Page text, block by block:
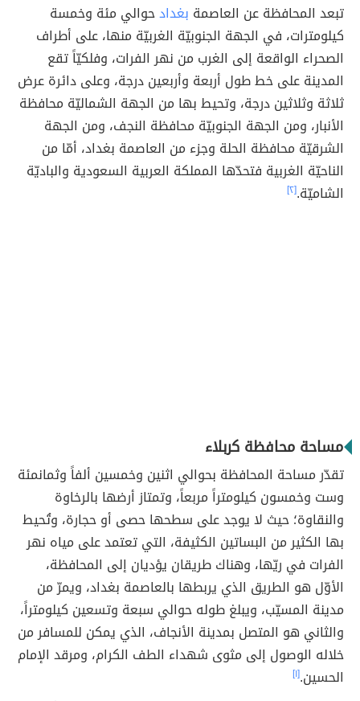
تبعد المحافظة عن العاصمة بغدادحوالي مئة وخمسة
كيلومترات، في الجهة الجنوبيّة الغربيّة منها، على أطراف
الصحراء الواقعة إلى الغرب من نهر الفرات، وفلكيّاً تقع
المدينة على خط طول أربعة وأربعين درجة، وعلى دائرة عرض
ثلاثة وثلاثين درجة، وتحيط بها من الجهة الشماليّة محافظة
الأنبار، ومن الجهة الجنوبيّة محافظة النجف، ومن الجهة
الشرقيّة محافظة الحلة وجزء من العاصمة بغداد، أمّا من
الناحيّة الغربية فتحدّها المملكة العربية السعودية والباديّة
الشاميّة.[٢]
مساحة محافظة كربلاء
تقدّر مساحة المحافظة بحوالي اثنين وخمسين ألفاً وثمانمئة
وست وخمسون كيلومتراً مربعاً، وتمتاز أرضها بالرخاوة
والنقاوة؛ حيث لا يوجد على سطحها حصى أو حجارة، وتُحيط
بها الكثير من البساتين الكثيفة، التي تعتمد على مياه نهر
الفرات في ريّها، وهناك طريقان يؤديان إلى المحافظة،
الأوّل هو الطريق الذي يربطها بالعاصمة بغداد، ويمرّ من
مدينة المسيّب، ويبلغ طوله حوالي سبعة وتسعين كيلومتراً،
والثاني هو المتصل بمدينة الأنجاف، الذي يمكن للمسافر من
خلاله الوصول إلى مثوى شهداء الطف الكرام، ومرقد الإمام
الحسين.[١]